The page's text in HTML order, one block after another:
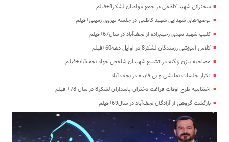
سخنرانی شهید کاظمی در جمع غواصان لشکر8+فیلم
توصیه‌های شهدایی شهید کاظمی در جلسه نیروی زمینی+فیلم
کلیپ شهید مهدی رحیم‌زاده از نجف‌آباد در سال67+فیلم
کلاس آموزشی رزمندگان لشکر8 در اوایل دهه60+فیلم
مصاحبه بیژن زنگنه در تشییع شهیدان شاخص جهاد نجف‌آباد+فیلم
تکرار جلسات نمایشی و بی فایده در نجف آباد
اختتامیه طرح اوقات فراغت دختران پاسداران لشکر8 در سال 78+ فیلم
بازگشت گروهی از آزادگان نجف‌آباد در سال69+فیلم